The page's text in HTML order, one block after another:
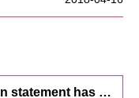
LaravelでNamespace declaration statement has to be